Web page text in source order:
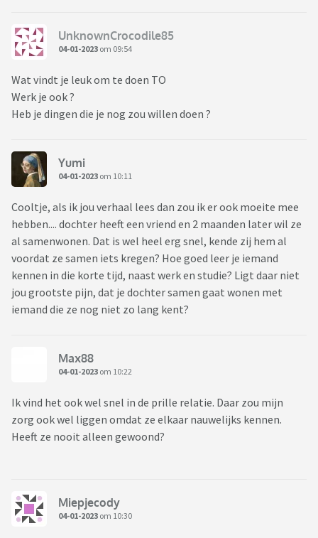
UnknownCrocodile85
04-01-2023 om 09:54
Wat vindt je leuk om te doen TO
Werk je ook ?
Heb je dingen die je nog zou willen doen ?
Yumi
04-01-2023 om 10:11
Cooltje, als ik jou verhaal lees dan zou ik er ook moeite mee
hebben.... dochter heeft een vriend en 2 maanden later wil ze
al samenwonen. Dat is wel heel erg snel, kende zij hem al
voordat ze samen iets kregen? Hoe goed leer je iemand
kennen in die korte tijd, naast werk en studie? Ligt daar niet
jou grootste pijn, dat je dochter samen gaat wonen met
iemand die ze nog niet zo lang kent?
Max88
04-01-2023 om 10:22
Ik vind het ook wel snel in de prille relatie. Daar zou mijn
zorg ook wel liggen omdat ze elkaar nauwelijks kennen.
Heeft ze nooit alleen gewoond?
Miepjecody
04-01-2023 om 10:30